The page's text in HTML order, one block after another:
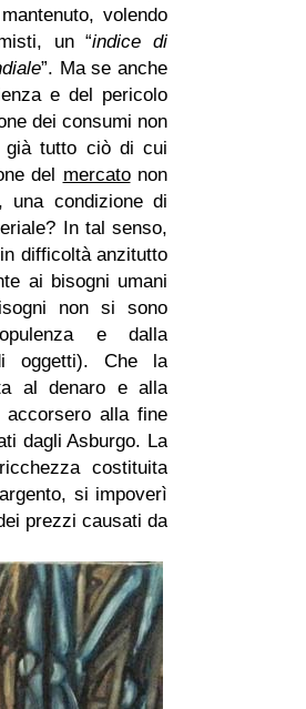
volendo
un “indice di
”. Ma se anche
e del pericolo
dei consumi non
già tutto ciò di cui
del mercatonon
una condizione di
In tal senso,
difficoltà anzitutto
ai bisogni umani
non si sono
e dalla
oggetti). Che la
al denaro e alla
alla fine
dagli Asburgo. La
costituita
si impoverì
prezzi causati da